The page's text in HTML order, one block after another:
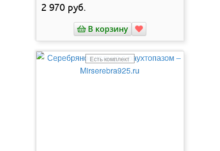
2 970 руб.
В корзину
Есть комплект